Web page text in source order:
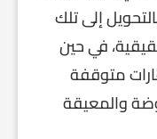
إلى تلك
في حين
متوقفة
والمعيقة